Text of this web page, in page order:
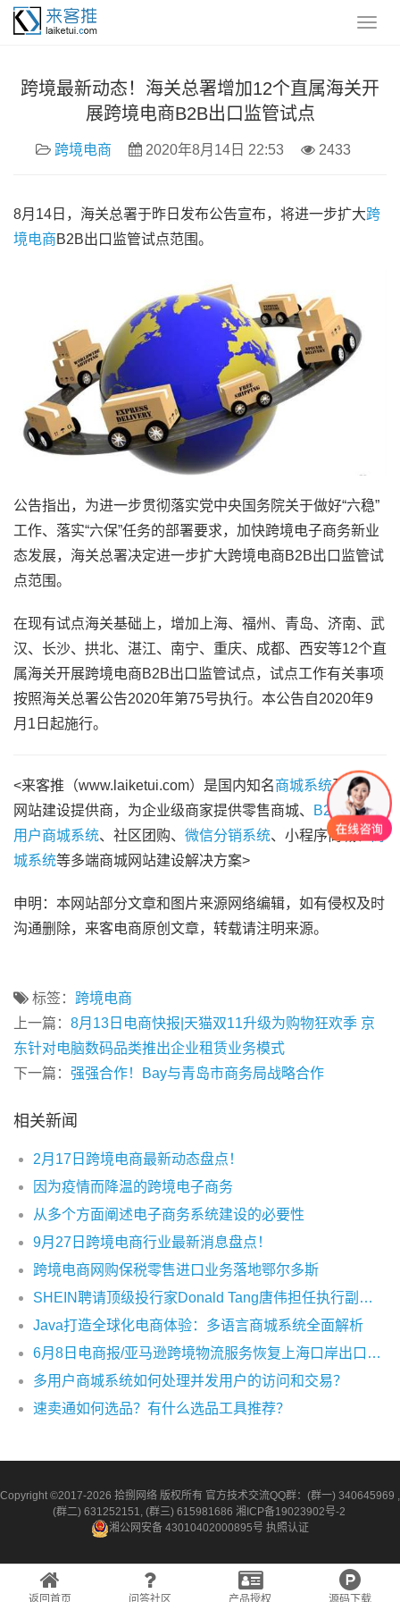
跨境最新动态！海关总署增加12个直属海关开
展跨境电商B2B出口监管试点
跨境电商 2020年8月14日 22:53 2433
8月14日，海关总署于昨日发布公告宣布，将进一步扩大跨
境电商B2B出口监管试点范围。
公告指出，为进一步贯彻落实党中央国务院关于做好“六稳”
工作、落实“六保”任务的部署要求，加快跨境电子商务新业
态发展，海关总署决定进一步扩大跨境电商B2B出口监管试
点范围。
在现有试点海关基础上，增加上海、福州、青岛、济南、武
汉、长沙、拱北、湛江、南宁、重庆、成都、西安等12个直
属海关开展跨境电商B2B出口监管试点，试点工作有关事项
按照海关总署公告2020年第75号执行。本公告自2020年9
月1日起施行。
<来客推（www.laiketui.com）是国内知名商城系统及商城
网站建设提供商，为企业级商家提供零售商城、
B2B2C多
用户商城系统、社区团购、 微信分销系统、小程序商城、商
城系统等多端商城网站建设解决方案>
申明：本网站部分文章和图片来源网络编辑，如有侵权及时
沟通删除，来客电商原创文章，转载请注明来源。
标签： 跨境电商
上一篇： 8月13日电商快报|天猫双11升级为购物狂欢季 京
东针对电脑数码品类推出企业租赁业务模式
下一篇： 强强合作！Bay与青岛市商务局战略合作
相关新闻
2月17日跨境电商最新动态盘点！
因为疫情而降温的跨境电子商务
从多个方面阐述电子商务系统建设的必要性
9月27日跨境电商行业最新消息盘点！
跨境电商网购保税零售进口业务落地鄂尔多斯
SHEIN聘请顶级投行家Donald Tang唐伟担任执行副董事长
Java打造全球化电商体验：多语言商城系统全面解析
6月8日电商报/亚马逊跨境物流服务恢复上海口岸出口业务
多用户商城系统如何处理并发用户的访问和交易？
速卖通如何选品？有什么选品工具推荐？
Copyright ©2017-2026 拾捌网络 版权所有 官方技术交流QQ群：(群一) 340645969 ,
(群二) 631252151, (群三) 615981686 湘ICP备19023902号-2
湘公网安备 43010402000895号 执照认证
返回首页 问答社区 产品授权 源码下载